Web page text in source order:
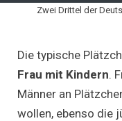
Zwei Drittel der
Die typische
Frau mit Kindern.
Männer an
wollen, ebenso die